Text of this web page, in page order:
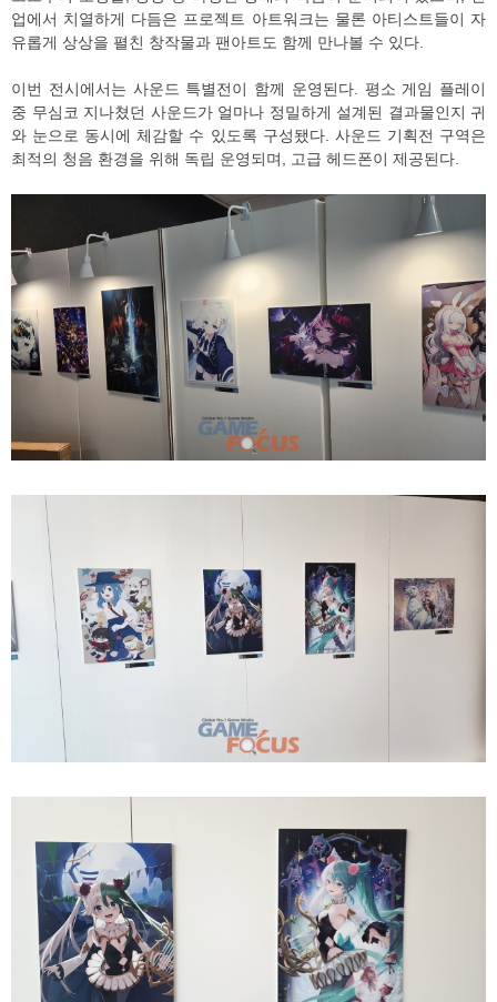
업에서 치열하게 다듬은 프로젝트 아트워크는 물론 아티스트들이 자
유롭게 상상을 펼친 창작물과 팬아트도 함께 만나볼 수 있다.
이번 전시에서는 사운드 특별전이 함께 운영된다. 평소 게임 플레이
중 무심코 지나쳤던 사운드가 얼마나 정밀하게 설계된 결과물인지 귀
와 눈으로 동시에 체감할 수 있도록 구성됐다. 사운드 기획전 구역은
최적의 청음 환경을 위해 독립 운영되며, 고급 헤드폰이 제공된다.